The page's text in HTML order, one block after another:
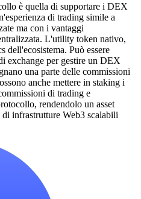
è quella di supportare i DEX
di trading simile a
ma con i vantaggi
L'utility token nativo,
dell'ecosistema. Può essere
exchange per gestire un DEX
una parte delle commissioni
anche mettere in staking i
di trading e
rendendolo un asset
infrastrutture Web3 scalabili